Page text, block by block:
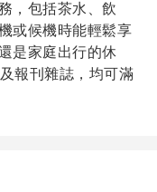
，包括茶水、飲
或候機時能輕鬆享
是家庭出行的休
報刊雜誌，均可滿